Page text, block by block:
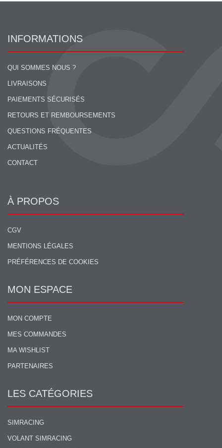
INFORMATIONS
QUI SOMMES NOUS ?
LIVRAISONS
PAIEMENTS SÉCURISÉS
RETOURS ET REMBOURSEMENTS
QUESTIONS FRÉQUENTES
ACTUALITÉS
CONTACT
À PROPOS
CGV
MENTIONS LÉGALES
PRÉFÉRENCES DE COOKIES
MON ESPACE
MON COMPTE
MES COMMANDES
MA WISHLIST
PARTENAIRES
LES CATÉGORIES
SIMRACING
VOLANT SIMRACING